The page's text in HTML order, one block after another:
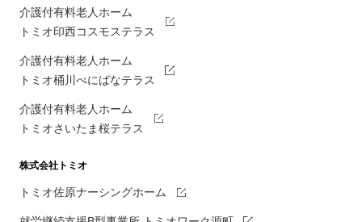
介護付有料老人ホーム
トミオ印西コスモステラス
介護付有料老人ホーム
トミオ桶川べにばなテラス
介護付有料老人ホーム
トミオさいたま桜テラス
株式会社トミオ
トミオ佐原ナーシングホーム